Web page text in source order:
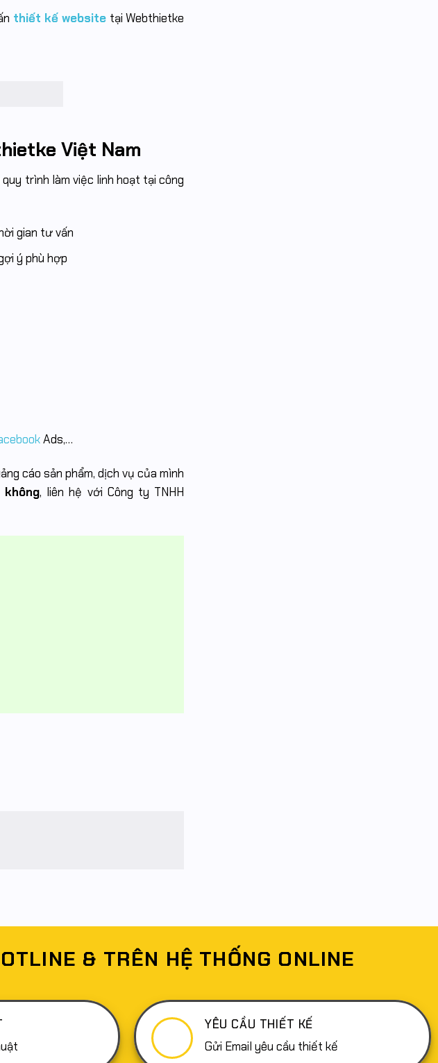
thiết kế website tại Webthietke
Việt Nam
trình làm việc linh hoạt tại công
gian tư vấn
ý phù hợp
Ads,…
cáo sản phẩm, dịch vụ của mình
, liên hệ với Công ty TNHH
& TRÊN HỆ THỐNG ONLINE
YÊU CẦU THIẾT KẾ
Gửi Email yêu cầu thiết kế